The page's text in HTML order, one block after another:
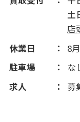
土
店
休業日
8
駐車場
な
求人
募